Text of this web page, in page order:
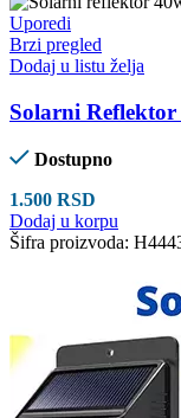
Uporedi
Brzi pregled
Dodaj u listu želja
Solarni
Dostupno
1.500 RSD
Dodaj u korpu
Šifra proizvoda: